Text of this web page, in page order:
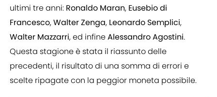
ultimi tre anni: Ronaldo Maran, Eusebio di
Francesco,Walter Zenga, Leonardo Semplici,
Walter Mazzarri, ed infineAlessandro Agostini.
Questa stagione è stata il riassunto delle
precedenti, il risultato di una somma di errori e
scelte ripagate con la peggior moneta possibile.